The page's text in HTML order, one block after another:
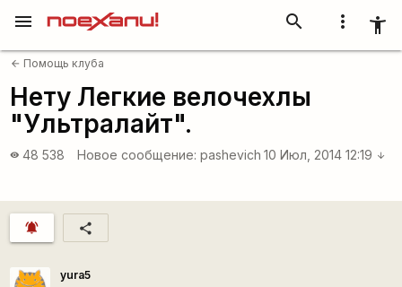
more_vert accessibility_new
search
menu
arrow_back Помощь клуба
Нету Легкие велочехлы
"Ультралайт".
visibility 48 538 Новое сообщение: pashevich 10 Июл, 2014 12:19 arrow_downward
notifications_active share
yura5